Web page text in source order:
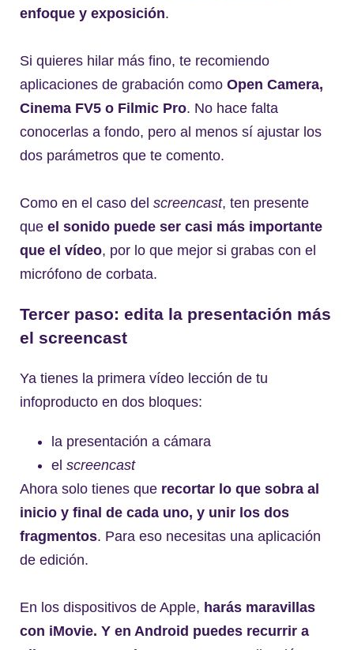
enfoque y exposición.
Si quieres hilar más fino, te recomiendo
aplicaciones de grabación como Open Camera,
Cinema FV5 o Filmic Pro. No hace falta
conocerlas a fondo, pero al menos sí ajustar los
dos parámetros que te comento.
Como en el caso del screencast, ten presente
que el sonido puede ser casi más importante
que el vídeo, por lo que mejor si grabas con el
micrófono de corbata.
Tercer paso: edita la presentación más
el screencast
Ya tienes la primera vídeo lección de tu
infoproducto en dos bloques:
la presentación a cámara
el screencast
Ahora solo tienes que recortar lo que sobra al
inicio y final de cada uno, y unir los dos
fragmentos. Para eso necesitas una aplicación
de edición.
En los dispositivos de Apple, harás maravillas
con iMovie. Y en Android puedes recurrir a